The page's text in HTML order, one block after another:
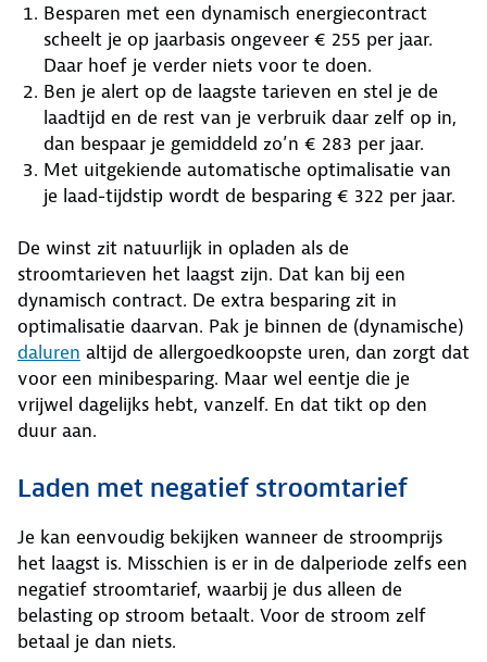
Besparen met een dynamisch energiecontract
scheelt je op jaarbasis ongeveer € 255 per jaar.
Daar hoef je verder niets voor te doen.
Ben je alert op de laagste tarieven en stel je de
laadtijd en de rest van je verbruik daar zelf op in,
dan bespaar je gemiddeld zo’n € 283 per jaar.
Met uitgekiende automatische optimalisatie van
je laad-tijdstip wordt de besparing € 322 per jaar.
De winst zit natuurlijk in opladen als de
stroomtarieven het laagst zijn. Dat kan bij een
dynamisch contract. De extra besparing zit in
optimalisatie daarvan. Pak je binnen de (dynamische)
daluren altijd de allergoedkoopste uren, dan zorgt dat
voor een minibesparing. Maar wel eentje die je
vrijwel dagelijks hebt, vanzelf. En dat tikt op den
duur aan.
Laden met negatief stroomtarief
Je kan eenvoudig bekijken wanneer de stroomprijs
het laagst is. Misschien is er in de dalperiode zelfs een
negatief stroomtarief, waarbij je dus alleen de
belasting op stroom betaalt. Voor de stroom zelf
betaal je dan niets.